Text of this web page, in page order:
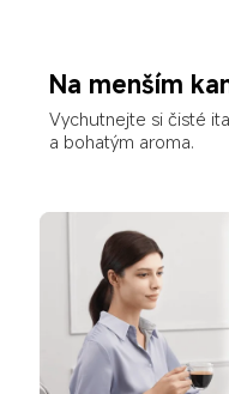
Na menším
Vychutnejte si čisté
a bohatým aroma.